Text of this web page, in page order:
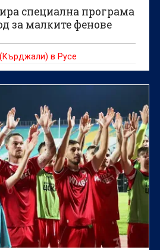
специална програма
за малките фенове
в Русе